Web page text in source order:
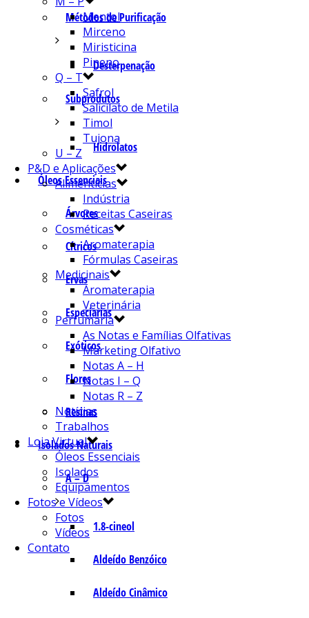
Métodos de Purificação
Desterpenação
Subprodutos
Hidrolatos
Óleos Essenciais
Árvores
Cítricos
Ervas
Especiarias
Exóticos
Flores
Resinas
Isolados Naturais
A – D
1.8-cineol
Aldeído Benzóico
Aldeído Cinâmico
Mentol
Mirceno
Miristicina
Pineno
Q – T
Safrol
Salicilato de Metila
Timol
Tujona
U – Z
P&D e Aplicações
Alimentícias
Indústria
Receitas Caseiras
Cosméticas
Aromaterapia
Fórmulas Caseiras
Medicinais
Aromaterapia
Veterinária
Perfumaria
As Notas e Famílias Olfativas
Marketing Olfativo
Notas A – H
Notas I – Q
Notas R – Z
Notícias
Trabalhos
Loja Virtual
Óleos Essenciais
Isolados
Equipamentos
Fotos e Vídeos
Fotos
Vídeos
Contato